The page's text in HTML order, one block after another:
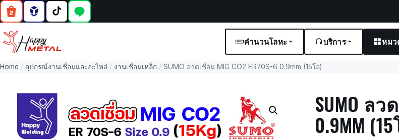
คำนวนโลหะ บริการ หม
Home / อุปกรณ์งานเชื่อมและอะไหล่ / งานเชื่อมเหล็ก / SUMO ลวดเชื่อม MIG CO2 ER70S-6 0.9mm (15โล)
SUMO ลว
0.9MM